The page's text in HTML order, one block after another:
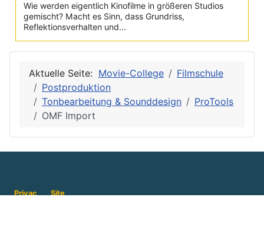
Wie werden eigentlich Kinofilme in größeren Studios
gemischt? Macht es Sinn, dass Grundriss,
Reflektionsverhalten und...
Aktuelle Seite: Movie-College
Filmschule
Postproduktion
Tonbearbeitung & Sounddesign
ProTools
OMF Import
Privac
Site